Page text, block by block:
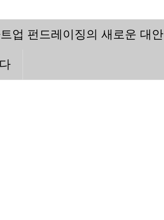
업 펀드레이징의 새로운 대안